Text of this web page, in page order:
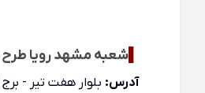
شعبه مشهد رویا طرح
آدرس: بلوار هفت تیر - برج